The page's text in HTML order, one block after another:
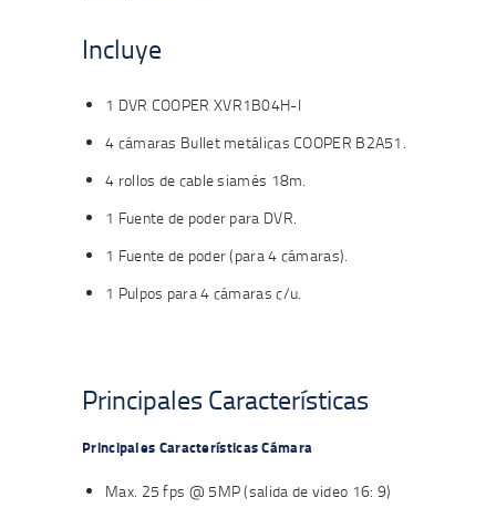
Incluye
1 DVR COOPER XVR1B04H-I
4 cámaras Bullet metálicas COOPER B2A51.
4 rollos de cable siamés 18m.
1 Fuente de poder para DVR.
1 Fuente de poder (para 4 cámaras).
1 Pulpos para 4 cámaras c/u.
Principales Características
Principales Características Cámara
Max. 25 fps @ 5MP (salida de video 16: 9)